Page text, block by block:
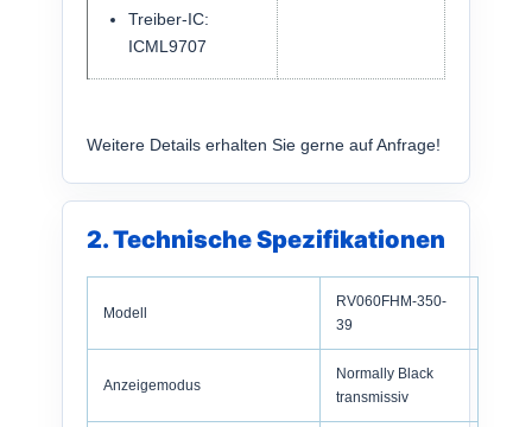
Treiber-IC:
ICML9707
Weitere Details erhalten Sie gerne auf Anfrage!
2. Technische Spezifikationen
Modell
RV060FHM-350-
39
Anzeigemodus
Normally Black
transmissiv